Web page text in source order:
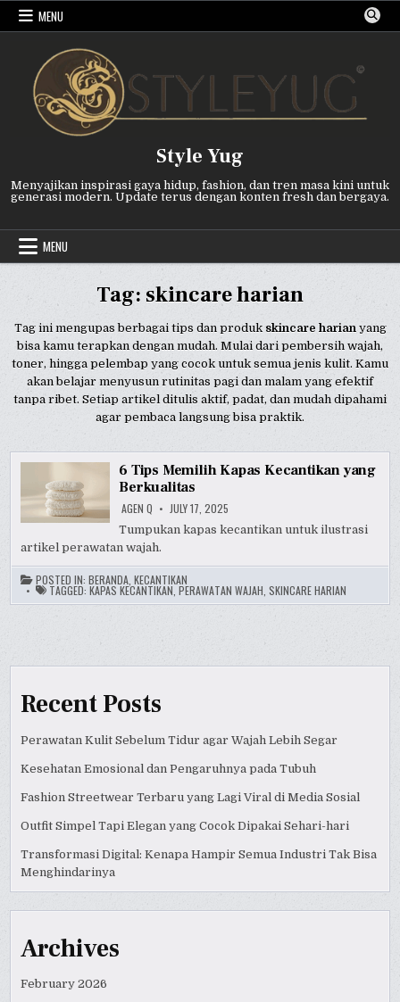
Skip
MENU
Style Yug
Menyajikan inspirasi gaya hidup, fashion, dan tren masa kini untuk
generasi modern. Update terus dengan konten fresh dan bergaya.
MENU
Tag: skincare harian
Tag ini mengupas berbagai tips dan produk skincare harianyang
bisa kamu terapkan dengan mudah. Mulai dari pembersih wajah,
toner, hingga pelembap yang cocok untuk semua jenis kulit. Kamu
akan belajar menyusun rutinitas pagi dan malam yang efektif
tanpa ribet. Setiap artikel ditulis aktif, padat, dan mudah dipahami
agar pembaca langsung bisa praktik.
6 Tips Memilih Kapas Kecantikan yang
Berkualitas
AGEN Q JULY 17, 2025
Tumpukan kapas kecantikan untuk ilustrasi
artikel perawatan wajah.
POSTED IN:BERANDA ,KECANTIKAN
TAGGED:KAPAS KECANTIKAN ,PERAWATAN WAJAH ,SKINCARE HARIAN
Recent Posts
Perawatan Kulit Sebelum Tidur agar Wajah Lebih Segar
Kesehatan Emosional dan Pengaruhnya pada Tubuh
Fashion Streetwear Terbaru yang Lagi Viral di Media Sosial
Outfit Simpel Tapi Elegan yang Cocok Dipakai Sehari-hari
Transformasi Digital: Kenapa Hampir Semua Industri Tak Bisa
Menghindarinya
Archives
February 2026